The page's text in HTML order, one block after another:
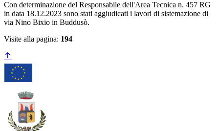
Con determinazione del Responsabile dell'Area Tecnica n. 457 RG
in data 18.12.2023 sono stati aggiudicati i lavori di sistemazione di
via Nino Bixio in Buddusò.
Visite alla pagina: 194